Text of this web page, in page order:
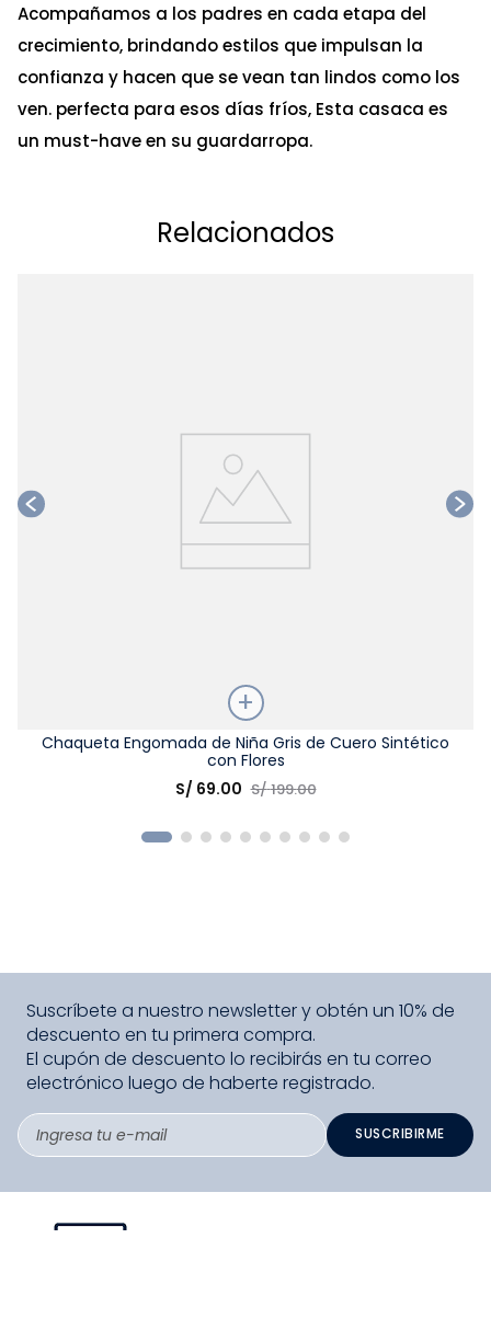
Acompañamos a los padres en cada etapa del
crecimiento, brindando estilos que impulsan la
confianza y hacen que se vean tan lindos como los
ven. perfecta para esos días fríos, Esta casaca es
un must-have en su guardarropa.
Relacionados
TallaChaqueta Engomada de Niña Gris de Cuero Sintético
con Flores
S/ 69.00 S/199.00
Suscríbete a nuestro newsletter y obtén un 10% de
descuento en tu primera compra.
El cupón de descuento lo recibirás en tu correo
electrónico luego de haberte registrado.
SUSCRIBIRME